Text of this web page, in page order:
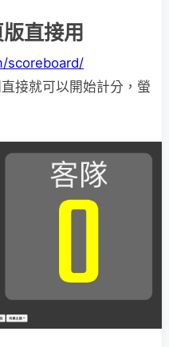
直接用
scoreboard/
接就可以開始計分，螢